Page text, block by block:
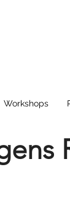
Workshops